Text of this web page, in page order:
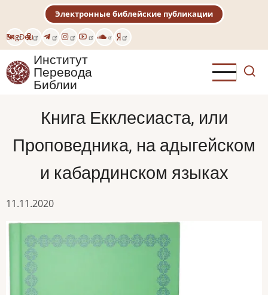
основному
содержанию
EngDeu
Электронные библейские публикации
Институт
Перевода
Библии
Книга Екклесиаста, или
Проповедника, на адыгейском
и кабардинском языках
11.11.2020